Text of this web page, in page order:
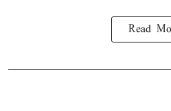
Read